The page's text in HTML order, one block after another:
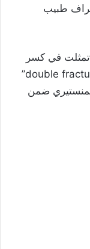
طبيب
في كسر
مزدوج لعظمتي الساق “double fracture tibia péroné”
ضمن